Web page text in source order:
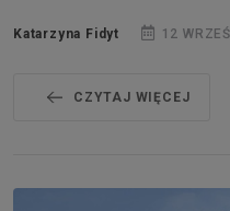
Katarzyna Fidyt 12
CZYTAJ WIĘCEJ